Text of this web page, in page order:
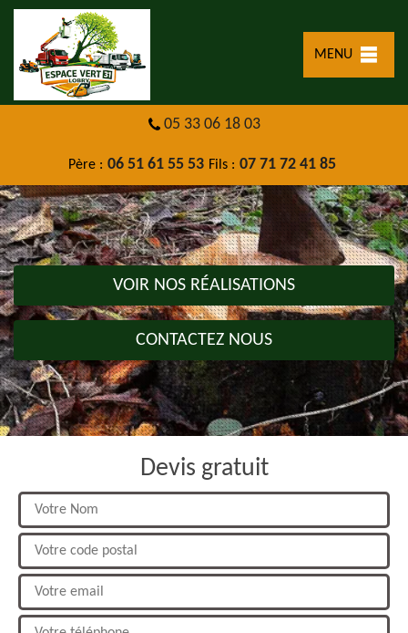
MENU
05 33 06 18 03
Père : 06 51 61 55 53 Fils : 07 71 72 41 85
VOIR NOS RÉALISATIONS
CONTACTEZ NOUS
Devis gratuit